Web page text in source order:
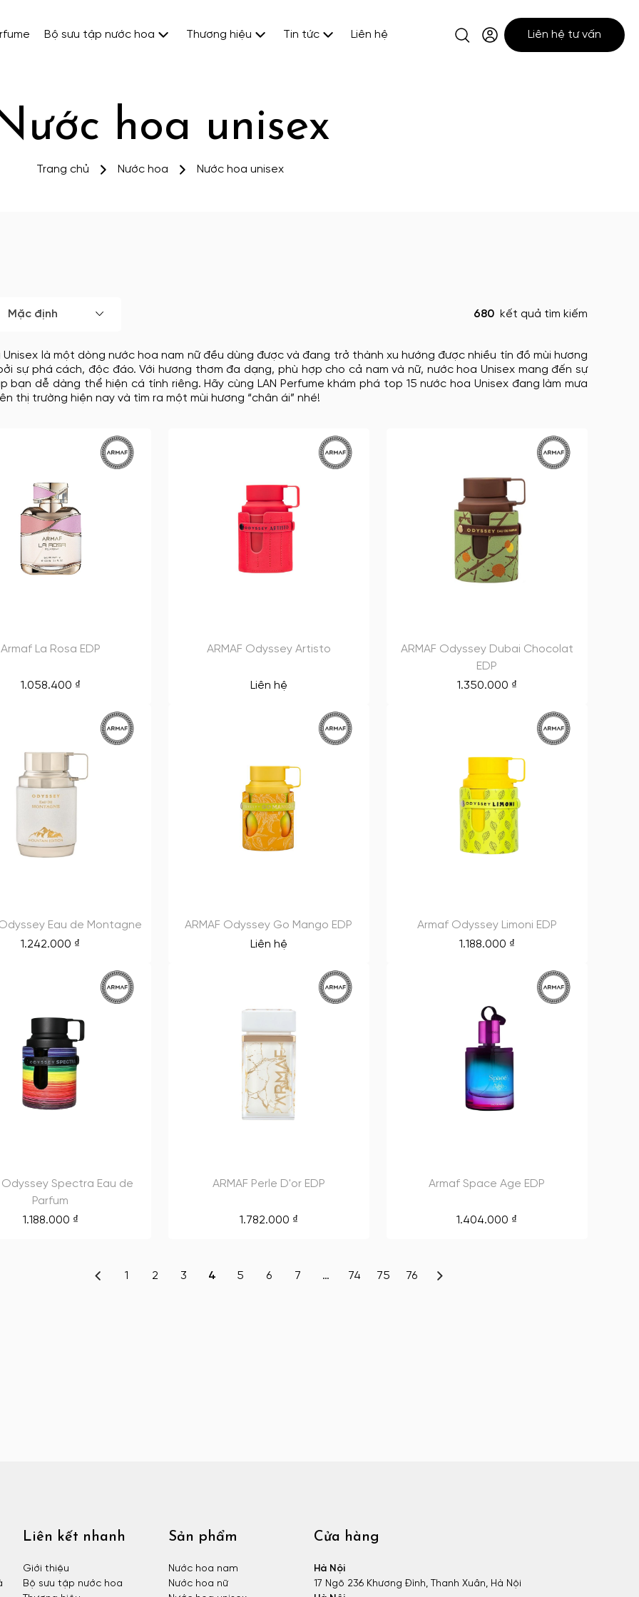
Bộ sưu tập nước hoa Thương hiệu Tin tức Liên hệ Liên hệ tư vấn
hoa unisex
Trang chủ Nước hoa Nước hoa unisex
Mặc định 680 kết quả tìm kiếm
Unisex là một dòng nước hoa nam nữ đều dùng được và đang trở thành xu hướng được nhiều tín đồ mùi hương
sự phá cách, độc đáo. Với hương thơm đa dạng, phù hợp cho cả nam và nữ, nước hoa Unisex mang đến sự
bạn dễ dàng thể hiện cá tính riêng. Hãy cùng LAN Perfume khám phá top 15 nước hoa Unisex đang làm mưa
thị trường hiện nay và tìm ra một mùi hương “chân ái” nhé!
Armaf La Rosa EDP
1.058.400 ₫
ARMAF Odyssey Artisto
Liên hệ
ARMAF Odyssey Dubai Chocolat
EDP
1.350.000 ₫
Eau de Montagne
1.242.000 ₫
ARMAF Odyssey Go Mango EDP
Liên hệ
Armaf Odyssey Limoni EDP
1.188.000 ₫
Spectra Eau de
Parfum
1.188.000 ₫
ARMAF Perle D'or EDP
1.782.000 ₫
Armaf Space Age EDP
1.404.000 ₫
1 2 3 4 5 6 7 … 74 75 76
Liên kết nhanh
Giới thiệu
Bộ sưu tập nước hoa
Sản phẩm
Nước hoa nam
Nước hoa nữ
Cửa hàng
Hà Nội
17 Ngõ 236 Khương Đình, Thanh Xuân, Hà Nội